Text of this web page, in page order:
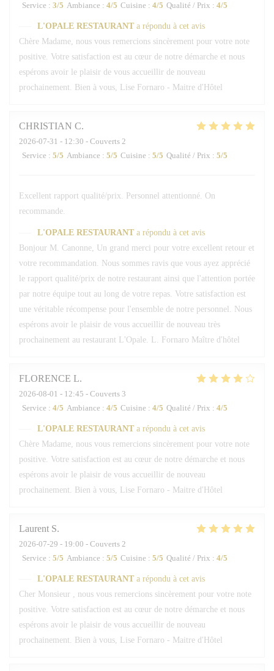
Service : 3/5 Ambiance : 4/5 Cuisine : 4/5 Qualité / Prix : 4/5
L'OPALE RESTAURANT a répondu à cet avis
Chère Madame, nous vous remercions sincèrement pour votre note
positive. Votre satisfaction est au cœur de notre démarche et nous
espérons avoir le plaisir de vous accueillir de nouveau
prochainement. Bien à vous, Lise Fornaro - Maitre d'Hôtel
CHRISTIAN C
2026-07-31 - 12:30 - Couverts 2
Service : 5/5 Ambiance : 5/5 Cuisine : 5/5 Qualité / Prix : 5/5
Excellent rapport qualité/prix. Personnel attentionné. On
recommande.
L'OPALE RESTAURANT a répondu à cet avis
Bonjour M. Canonne, Un grand merci pour votre excellent retour et
votre recommandation. Nous sommes ravis que vous ayez apprécié
le rapport qualité/prix de notre restaurant ainsi que l'attention portée
par notre équipe tout au long de votre repas. Votre satisfaction est
une véritable récompense pour l'ensemble de notre personnel. Nous
espérons avoir le plaisir de vous accueillir de nouveau très
prochainement au restaurant L'Opale. L. Fornaro Maître d'hôtel
FLORENCE L
2026-08-01 - 12:45 - Couverts 3
Service : 4/5 Ambiance : 4/5 Cuisine : 4/5 Qualité / Prix : 4/5
L'OPALE RESTAURANT a répondu à cet avis
Chère Madame, nous vous remercions sincèrement pour votre note
positive. Votre satisfaction est au cœur de notre démarche et nous
espérons avoir le plaisir de vous accueillir de nouveau
prochainement. Bien à vous, Lise Fornaro - Maitre d'Hôtel
Laurent S
2026-07-29 - 19:00 - Couverts 2
Service : 5/5 Ambiance : 5/5 Cuisine : 5/5 Qualité / Prix : 4/5
L'OPALE RESTAURANT a répondu à cet avis
Cher Monsieur , nous vous remercions sincèrement pour votre note
positive. Votre satisfaction est au cœur de notre démarche et nous
espérons avoir le plaisir de vous accueillir de nouveau
prochainement. Bien à vous, Lise Fornaro - Maitre d'Hôtel